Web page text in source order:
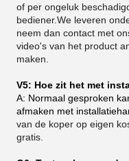
of per ongeluk
bediener.We leveren
neem dan contact met
video's van het product
maken.
V5: Hoe zit het met
A: Normaal gesproken
afmaken met
van de koper op eigen
gratis.